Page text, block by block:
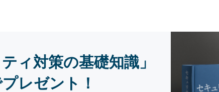
ィ対策の基礎知識」
レゼント！